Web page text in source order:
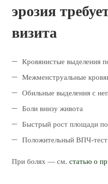
эрозия
визита
Кровянистые выделения
Межменструальные
Обильные выделения с
Боли внизу живота
Быстрый рост площади
Положительный ВПЧ-
При болях — см. статью о